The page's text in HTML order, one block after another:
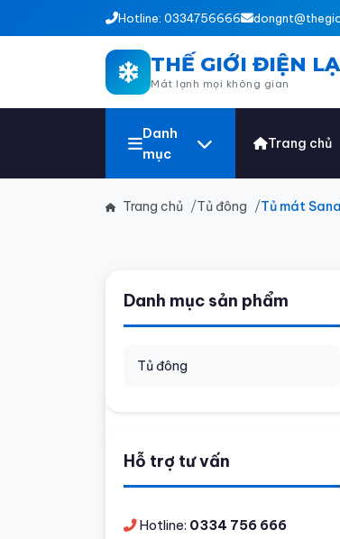
Hotline: 0334756666
THẾ GIỚI ĐIỆN
Mát lạnh mọi không gian
Danh
mục
Trang chủ
Trang chủ Tủ đông Tủ mát
Danh mục sản phẩm
Tủ đông
Hỗ trợ tư vấn
Hotline: 0334 756 666